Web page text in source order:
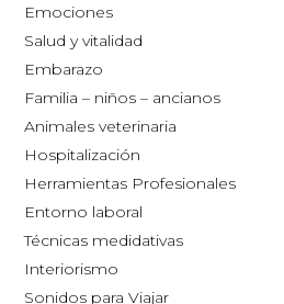
página
Emociones
Salud y vitalidad
Embarazo
Familia – niños – ancianos
Animales veterinaria
Hospitalización
Herramientas Profesionales
Entorno laboral
Técnicas medidativas
Interiorismo
Sonidos para Viajar